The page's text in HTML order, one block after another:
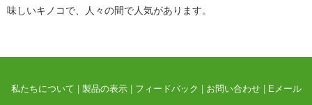
味しいキノコで、人々の間で人気があります。
私たちについて | 製品の表示| フィードバック | お問い合わせ| Eメール